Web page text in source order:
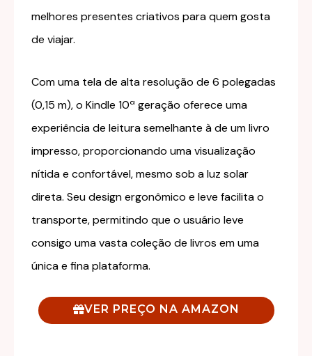
melhores presentes criativos para quem gosta
de viajar.
Com uma tela de alta resolução de 6 polegadas
(0,15 m), o Kindle 10ª geração oferece uma
experiência de leitura semelhante à de um livro
impresso, proporcionando uma visualização
nítida e confortável, mesmo sob a luz solar
direta. Seu design ergonômico e leve facilita o
transporte, permitindo que o usuário leve
consigo uma vasta coleção de livros em uma
única e fina plataforma.
VER PREÇO NA AMAZON